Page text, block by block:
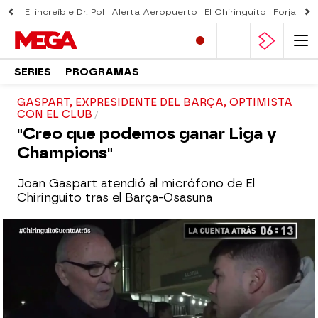
El increíble Dr. Pol Alerta Aeropuerto El Chiringuito Forjado
SERIES PROGRAMAS
GASPART, EXPRESIDENTE DEL BARÇA, OPTIMISTA
CON EL CLUB
"Creo que podemos ganar Liga y
Champions"
Joan Gaspart atendió al micrófono de El
Chiringuito tras el Barça-Osasuna